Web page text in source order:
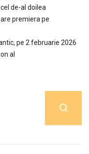
de-al doilea
premiera pe
pe 2 februarie 2026
al